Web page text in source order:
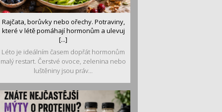
Rajčata, borůvky nebo ořechy. Potraviny,
které v létě pomáhají hormonům a ulevuj
[...]
Léto je ideálním časem dopřát hormonům
malý restart. Čerstvé ovoce, zelenina nebo
luštěniny jsou práv...